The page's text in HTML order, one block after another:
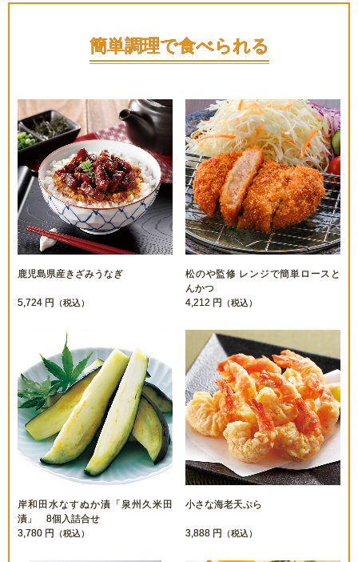
簡単調理で食べられる
鹿児島県産きざみうなぎ
5,724 円 （税込）
松のや監修 レンジで簡単ロースと
んかつ
4,212 円
（税込）
岸和田水なすぬか漬「泉州久米田
漬」 8個入詰合せ
3,780 円
（税込）
小さな海老天ぷら
3,888 円 （税込）